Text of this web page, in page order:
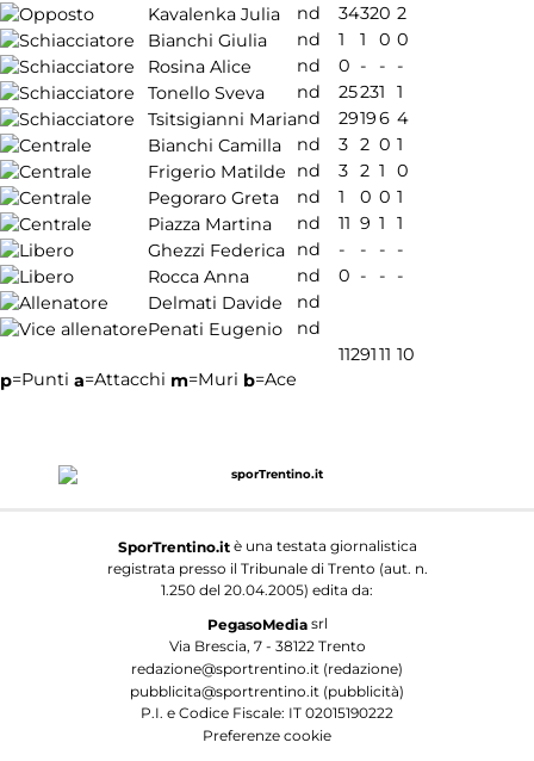
Kavalenka Julia
nd 34320 2
Bianchi Giulia
nd 1 1 0 0
Rosina Alice
nd 0 - -
-
Tonello Sveva
nd 25231
1
Tsitsigianni Mariand 29196 4
Bianchi Camilla
nd 3 2 0 1
Frigerio Matilde
nd 3 2 1
0
Pegoraro Greta
nd 1 0 0 1
Piazza Martina
nd 11 9 1
1
Ghezzi Federica
nd - - -
-
Rocca Anna
nd 0 - -
-
Delmati Davide
nd
Penati Eugenio
nd
1129111 10
p=Punti a=Attacchi m=Muri b=Ace
SporTrentino.itè una testata giornalistica
registrata presso il Tribunale di Trento (aut. n.
1.250 del 20.04.2005) edita da:
PegasoMediasrl
Via Brescia, 7 - 38122 Trento
redazione@sportrentino.it (redazione)
pubblicita@sportrentino.it (pubblicità)
P.I. e Codice Fiscale: IT 02015190222
Preferenze cookie